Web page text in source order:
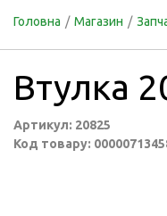
Головна / Магазин /
Втулка
Артикул: 20825
Код товару: